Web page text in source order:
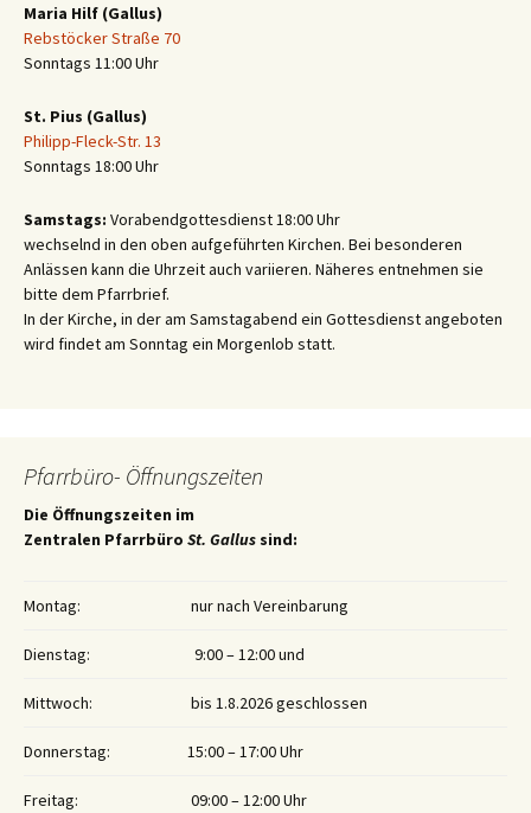
Maria Hilf (Gallus)
Rebstöcker Straße 70
Sonntags 11:00 Uhr
St. Pius (Gallus)
Philipp-Fleck-Str. 13
Sonntags 18:00 Uhr
Samstags: Vorabendgottesdienst 18:00 Uhr
wechselnd in den oben aufgeführten Kirchen. Bei besonderen
Anlässen kann die Uhrzeit auch variieren. Näheres entnehmen sie
bitte dem Pfarrbrief.
In der Kirche, in der am Samstagabend ein Gottesdienst angeboten
wird findet am Sonntag ein Morgenlob statt.
Pfarrbüro- Öffnungszeiten
Die Öffnungszeiten im
Zentralen Pfarrbüro St. Gallus sind:
Montag: nur nach Vereinbarung
Dienstag: 9:00 – 12:00 und
Mittwoch: bis 1.8.2026 geschlossen
Donnerstag: 15:00 – 17:00 Uhr
Freitag: 09:00 – 12:00 Uhr